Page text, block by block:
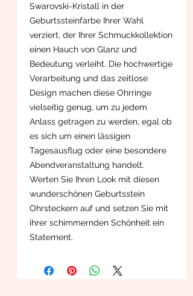
Swarovski-Kristall in der
Geburtssteinfarbe Ihrer Wahl
verziert, der Ihrer Schmuckkollektion
einen Hauch von Glanz und
Bedeutung verleiht. Die hochwertige
Verarbeitung und das zeitlose
Design machen diese Ohrringe
vielseitig genug, um zu jedem
Anlass getragen zu werden, egal ob
es sich um einen lässigen
Tagesausflug oder eine besondere
Abendveranstaltung handelt.
Werten Sie Ihren Look mit diesen
wunderschönen Geburtsstein
Ohrsteckern auf und setzen Sie mit
ihrer schimmernden Schönheit ein
Statement.